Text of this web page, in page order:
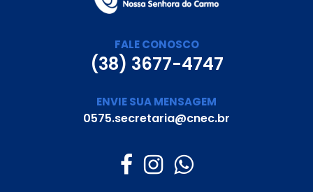
FALE CONOSCO
(38) 3677-4747
ENVIE SUA MENSAGEM
0575.secretaria@cnec.br